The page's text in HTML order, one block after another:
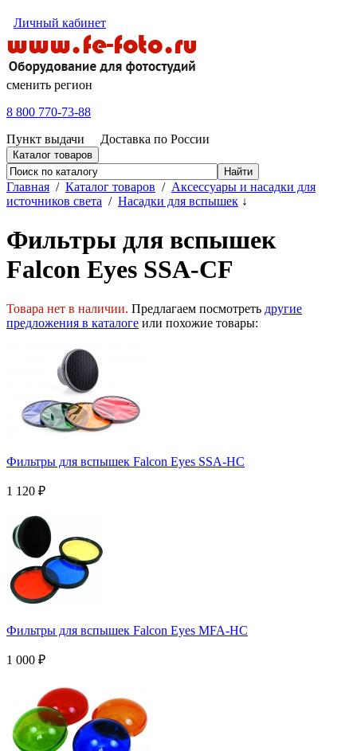
Личный кабинет
сменить регион
8 800 770-73-88
Пункт выдачи
Доставка по России
Каталог товаров
Главная / Каталог товаров / Аксессуары и насадки для
источников света / Насадки для вспышек ↓
Фильтры для вспышек
Falcon Eyes SSA-CF
Товара нет в наличии. Предлагаем посмотреть другие
предложения в каталоге или похожие товары:
Фильтры для вспышек Falcon Eyes SSA-HC
1 120 ₽
Фильтры для вспышек Falcon Eyes MFA-HC
1 000 ₽